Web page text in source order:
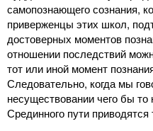
самопознающего сознания,
приверженцы этих школ,
достоверных моментов
отношении последствий
тот или иной момент
Следовательно, когда мы
несуществовании чего бы
Срединного пути